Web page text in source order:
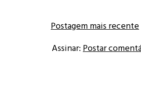
Postagem mais recente
Assinar: Postar